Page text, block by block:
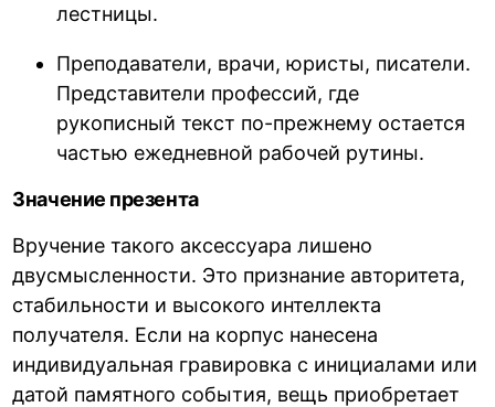
лестницы.
Преподаватели, врачи, юристы, писатели.
Представители профессий, где
рукописный текст по-прежнему остается
частью ежедневной рабочей рутины.
Значение презента
Вручение такого аксессуара лишено
двусмысленности. Это признание авторитета,
стабильности и высокого интеллекта
получателя. Если на корпус нанесена
индивидуальная гравировка с инициалами или
датой памятного события, вещь приобретает